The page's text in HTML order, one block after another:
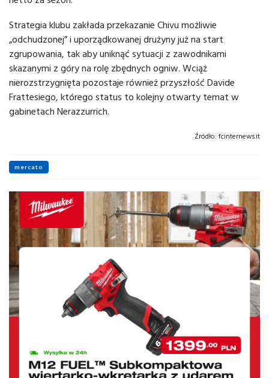
Strategia klubu zakłada przekazanie Chivu możliwie
„odchudzonej” i uporządkowanej drużyny już na start
zgrupowania, tak aby uniknąć sytuacji z zawodnikami
skazanymi z góry na rolę zbędnych ogniw. Wciąż
nierozstrzygnięta pozostaje również przyszłość Davide
Frattesiego, którego status to kolejny otwarty temat w
gabinetach Nerazzurrich.
Źródło: fcinternews.it
mercato